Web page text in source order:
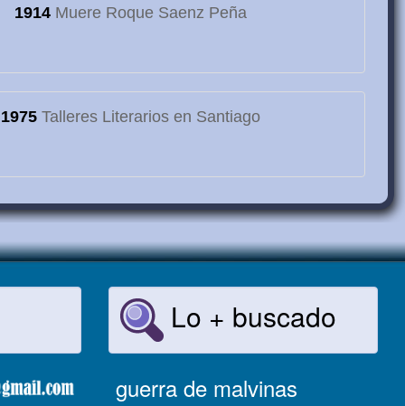
1914Muere Roque Saenz Peña
1975Talleres Literarios en Santiago
Lo + buscado
guerra de malvinas